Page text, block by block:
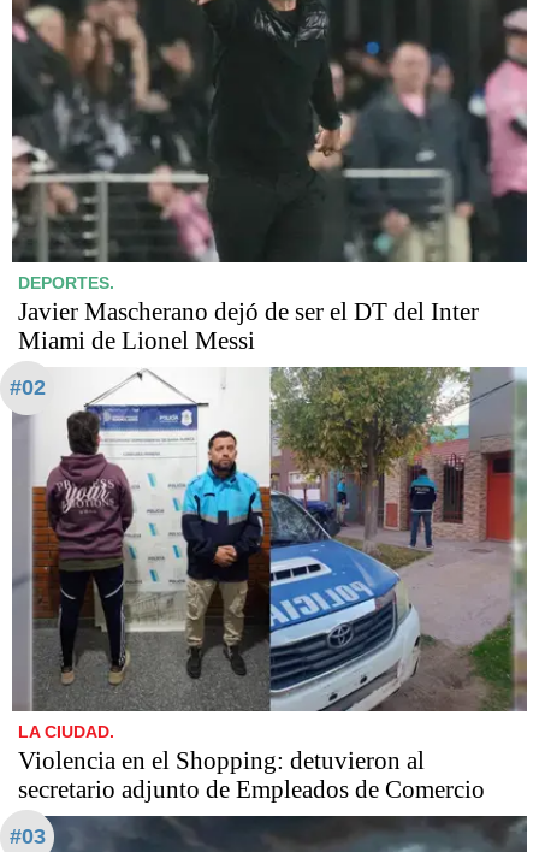
DEPORTES.
Javier Mascherano dejó de ser el DT del Inter
Miami de Lionel Messi
#02
LA CIUDAD.
Violencia en el Shopping: detuvieron al
secretario adjunto de Empleados de Comercio
#03